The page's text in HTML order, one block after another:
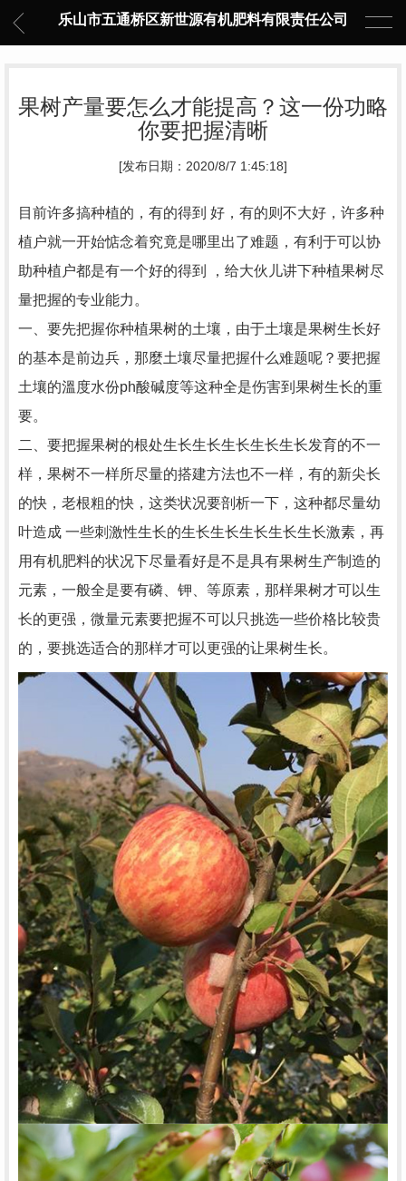
乐山市五通桥区新世源有机肥料有限责任公司
果树产量要怎么才能提高？这一份功略
你要把握清晰
[发布日期：2020/8/7 1:45:18]
目前许多搞种植的，有的得到 好，有的则不大好，许多种
植户就一开始惦念着究竟是哪里出了难题，有利于可以协
助种植户都是有一个好的得到 ，给大伙儿讲下种植果树尽
量把握的专业能力。
一、要先把握你种植果树的土壤，由于土壤是果树生长好
的基本是前边兵，那麼土壤尽量把握什么难题呢？要把握
土壤的溫度水份ph酸碱度等这种全是伤害到果树生长的重
要。
二、要把握果树的根处生长生长生长生长生长发育的不一
样，果树不一样所尽量的搭建方法也不一样，有的新尖长
的快，老根粗的快，这类状况要剖析一下，这种都尽量幼
叶造成 一些刺激性生长的生长生长生长生长生长激素，再
用有机肥料的状况下尽量看好是不是具有果树生产制造的
元素，一般全是要有磷、钾、等原素，那样果树才可以生
长的更强，微量元素要把握不可以只挑选一些价格比较贵
的，要挑选适合的那样才可以更强的让果树生长。